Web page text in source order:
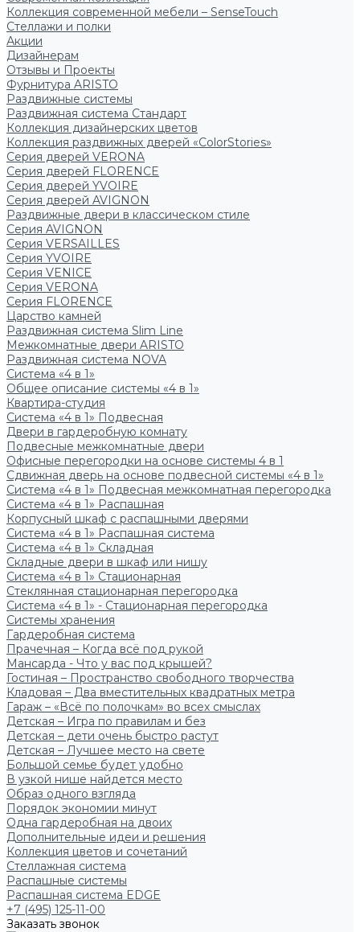
Коллекция современной мебели – SenseTouch
Стеллажи и полки
Акции
Дизайнерам
Отзывы и Проекты
Фурнитура ARISTO
Раздвижные системы
Раздвижная система Стандарт
Коллекция дизайнерских цветов
Коллекция раздвижных дверей «ColorStories»
Серия дверей VERONA
Серия дверей FLORENCE
Серия дверей YVOIRE
Серия дверей AVIGNON
Раздвижные двери в классическом стиле
Серия AVIGNON
Серия VERSAILLES
Серия YVOIRE
Серия VENICE
Серия VERONA
Серия FLORENCE
Царство камней
Раздвижная система Slim Line
Межкомнатные двери ARISTO
Раздвижная система NOVA
Система «4 в 1»
Общее описание системы «4 в 1»
Квартира-студия
Система «4 в 1» Подвесная
Двери в гардеробную комнату
Подвесные межкомнатные двери
Офисные перегородки на основе системы 4 в 1
Сдвижная дверь на основе подвесной системы «4 в 1»
Система «4 в 1» Подвесная межкомнатная перегородка
Система «4 в 1» Распашная
Корпусный шкаф с распашными дверями
Система «4 в 1» Распашная система
Система «4 в 1» Складная
Складные двери в шкаф или нишу
Система «4 в 1» Стационарная
Стеклянная стационарная перегородка
Система «4 в 1» - Стационарная перегородка
Системы хранения
Гардеробная система
Прачечная – Когда всё под рукой
Мансарда - Что у вас под крышей?
Гостиная – Пространство свободного творчества
Кладовая – Два вместительных квадратных метра
Гараж – «Всё по полочкам» во всех смыслах
Детская – Игра по правилам и без
Детская – дети очень быстро растут
Детская – Лучшее место на свете
Большой семье будет удобно
В узкой нише найдется место
Образ одного взгляда
Порядок экономии минут
Одна гардеробная на двоих
Дополнительные идеи и решения
Коллекция цветов и сочетаний
Стеллажная система
Распашные системы
Распашная система EDGE
+7 (495) 125-11-00
Заказать звонок